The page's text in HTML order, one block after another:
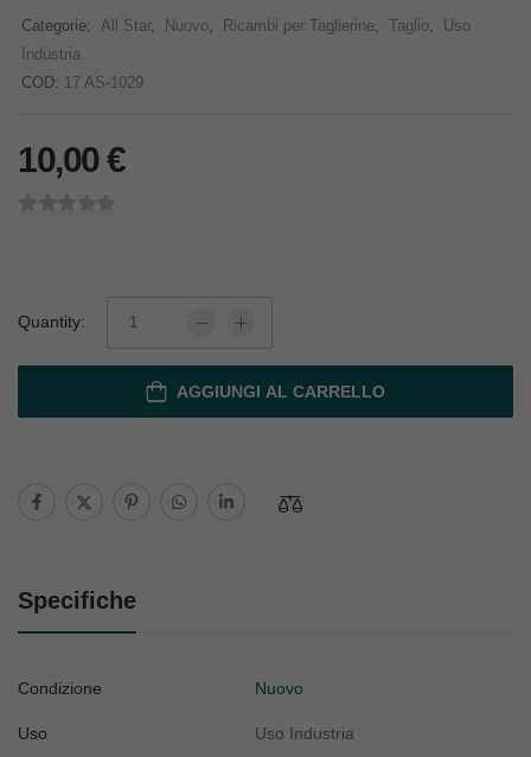
Categorie: All Star, Nuovo Ricambi per Taglierine Taglio
Uso
Industria
COD: 17 AS-1029
10,00€
Quantity:
AGGIUNGI AL CARRELLO
Specifiche
Condizione Nuovo
Uso Uso Industria